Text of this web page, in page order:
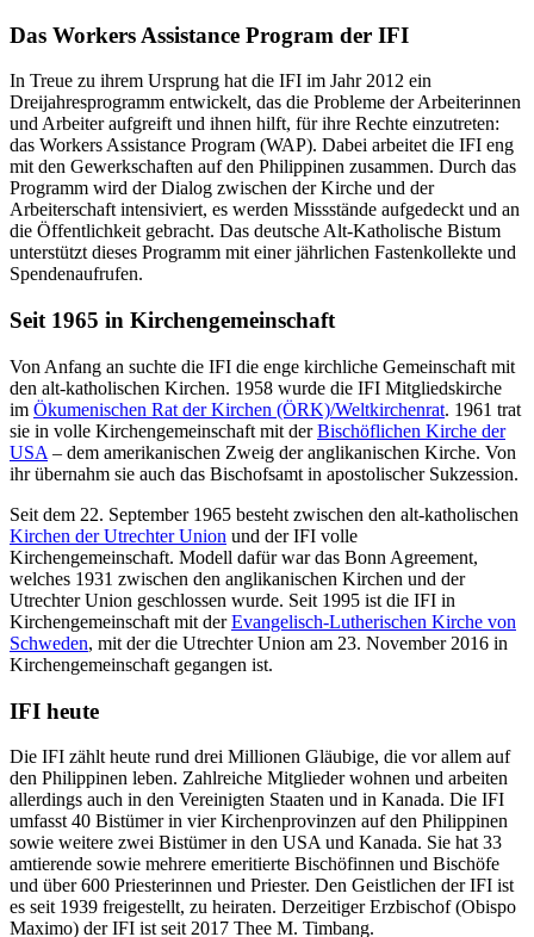
Das Workers Assistance Program der IFI
In Treue zu ihrem Ursprung hat die IFI im Jahr 2012 ein
Dreijahresprogramm entwickelt, das die Probleme der Arbeiterinnen
und Arbeiter aufgreift und ihnen hilft, für ihre Rechte einzutreten:
das Workers Assistance Program (WAP). Dabei arbeitet die IFI eng
mit den Gewerkschaften auf den Philippinen zusammen. Durch das
Programm wird der Dialog zwischen der Kirche und der
Arbeiterschaft intensiviert, es werden Missstände aufgedeckt und an
die Öffentlichkeit gebracht. Das deutsche Alt-Katholische Bistum
unterstützt dieses Programm mit einer jährlichen Fastenkollekte und
Spendenaufrufen.
Seit 1965 in Kirchengemeinschaft
Von Anfang an suchte die IFI die enge kirchliche Gemeinschaft mit
den alt-katholischen Kirchen. 1958 wurde die IFI Mitgliedskirche
im Ökumenischen Rat der Kirchen (ÖRK)/Weltkirchenrat. 1961 trat
sie in volle Kirchengemeinschaft mit derBischöflichen Kirche der
USA – dem amerikanischen Zweig der anglikanischen Kirche. Von
ihr übernahm sie auch das Bischofsamt in apostolischer Sukzession.
Seit dem 22. September 1965 besteht zwischen den alt-katholischen
Kirchen der Utrechter Union und der IFI volle
Kirchengemeinschaft. Modell dafür war das Bonn Agreement,
welches 1931 zwischen den anglikanischen Kirchen und der
Utrechter Union geschlossen wurde. Seit 1995 ist die IFI in
Kirchengemeinschaft mit derEvangelisch-Lutherischen Kirche von
Schweden, mit der die Utrechter Union am 23. November 2016 in
Kirchengemeinschaft gegangen ist.
IFI heute
Die IFI zählt heute rund drei Millionen Gläubige, die vor allem auf
den Philippinen leben. Zahlreiche Mitglieder wohnen und arbeiten
allerdings auch in den Vereinigten Staaten und in Kanada. Die IFI
umfasst 40 Bistümer in vier Kirchenprovinzen auf den Philippinen
sowie weitere zwei Bistümer in den USA und Kanada. Sie hat 33
amtierende sowie mehrere emeritierte Bischöfinnen und Bischöfe
und über 600 Priesterinnen und Priester. Den Geistlichen der IFI ist
es seit 1939 freigestellt, zu heiraten. Derzeitiger Erzbischof (Obispo
Maximo) der IFI ist seit 2017 Thee M. Timbang.